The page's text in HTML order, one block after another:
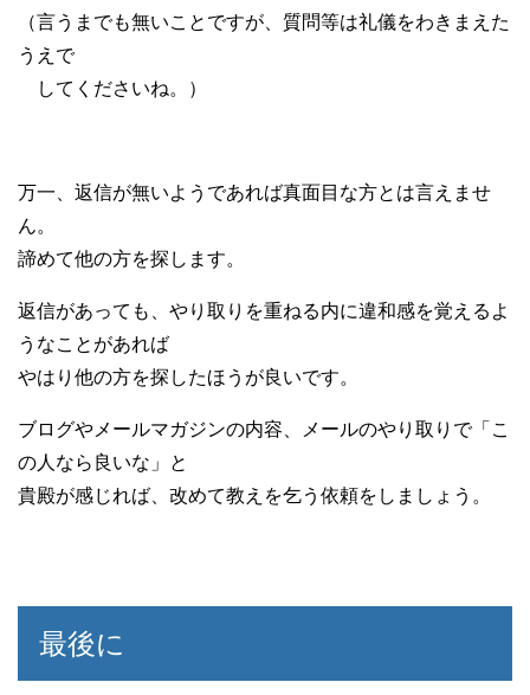
（言うまでも無いことですが、質問等は礼儀をわきまえた
うえで
してくださいね。）
万一、返信が無いようであれば真面目な方とは言えませ
ん。
諦めて他の方を探します。
返信があっても、やり取りを重ねる内に違和感を覚えるよ
うなことがあれば
やはり他の方を探したほうが良いです。
ブログやメールマガジンの内容、メールのやり取りで「こ
の人なら良いな」と
貴殿が感じれば、改めて教えを乞う依頼をしましょう。
最後に